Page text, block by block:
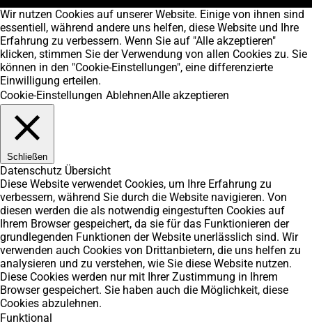
Wir nutzen Cookies auf unserer Website. Einige von ihnen sind
essentiell, während andere uns helfen, diese Website und Ihre
Erfahrung zu verbessern. Wenn Sie auf "Alle akzeptieren"
klicken, stimmen Sie der Verwendung von allen Cookies zu. Sie
können in den "Cookie-Einstellungen", eine differenzierte
Einwilligung erteilen.
Cookie-Einstellungen AblehnenAlle akzeptieren
Schließen
Datenschutz Übersicht
Diese Website verwendet Cookies, um Ihre Erfahrung zu
verbessern, während Sie durch die Website navigieren. Von
diesen werden die als notwendig eingestuften Cookies auf
Ihrem Browser gespeichert, da sie für das Funktionieren der
grundlegenden Funktionen der Website unerlässlich sind. Wir
verwenden auch Cookies von Drittanbietern, die uns helfen zu
analysieren und zu verstehen, wie Sie diese Website nutzen.
Diese Cookies werden nur mit Ihrer Zustimmung in Ihrem
Browser gespeichert. Sie haben auch die Möglichkeit, diese
Cookies abzulehnen.
Funktional